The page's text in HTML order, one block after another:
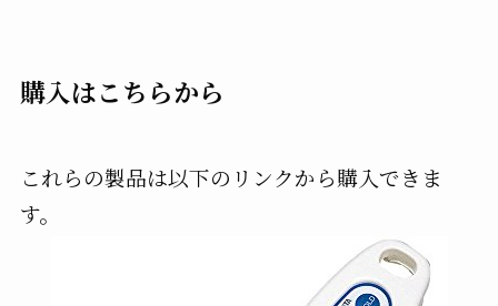
購入はこちらから
これらの製品は以下のリンクから購入できま
す。